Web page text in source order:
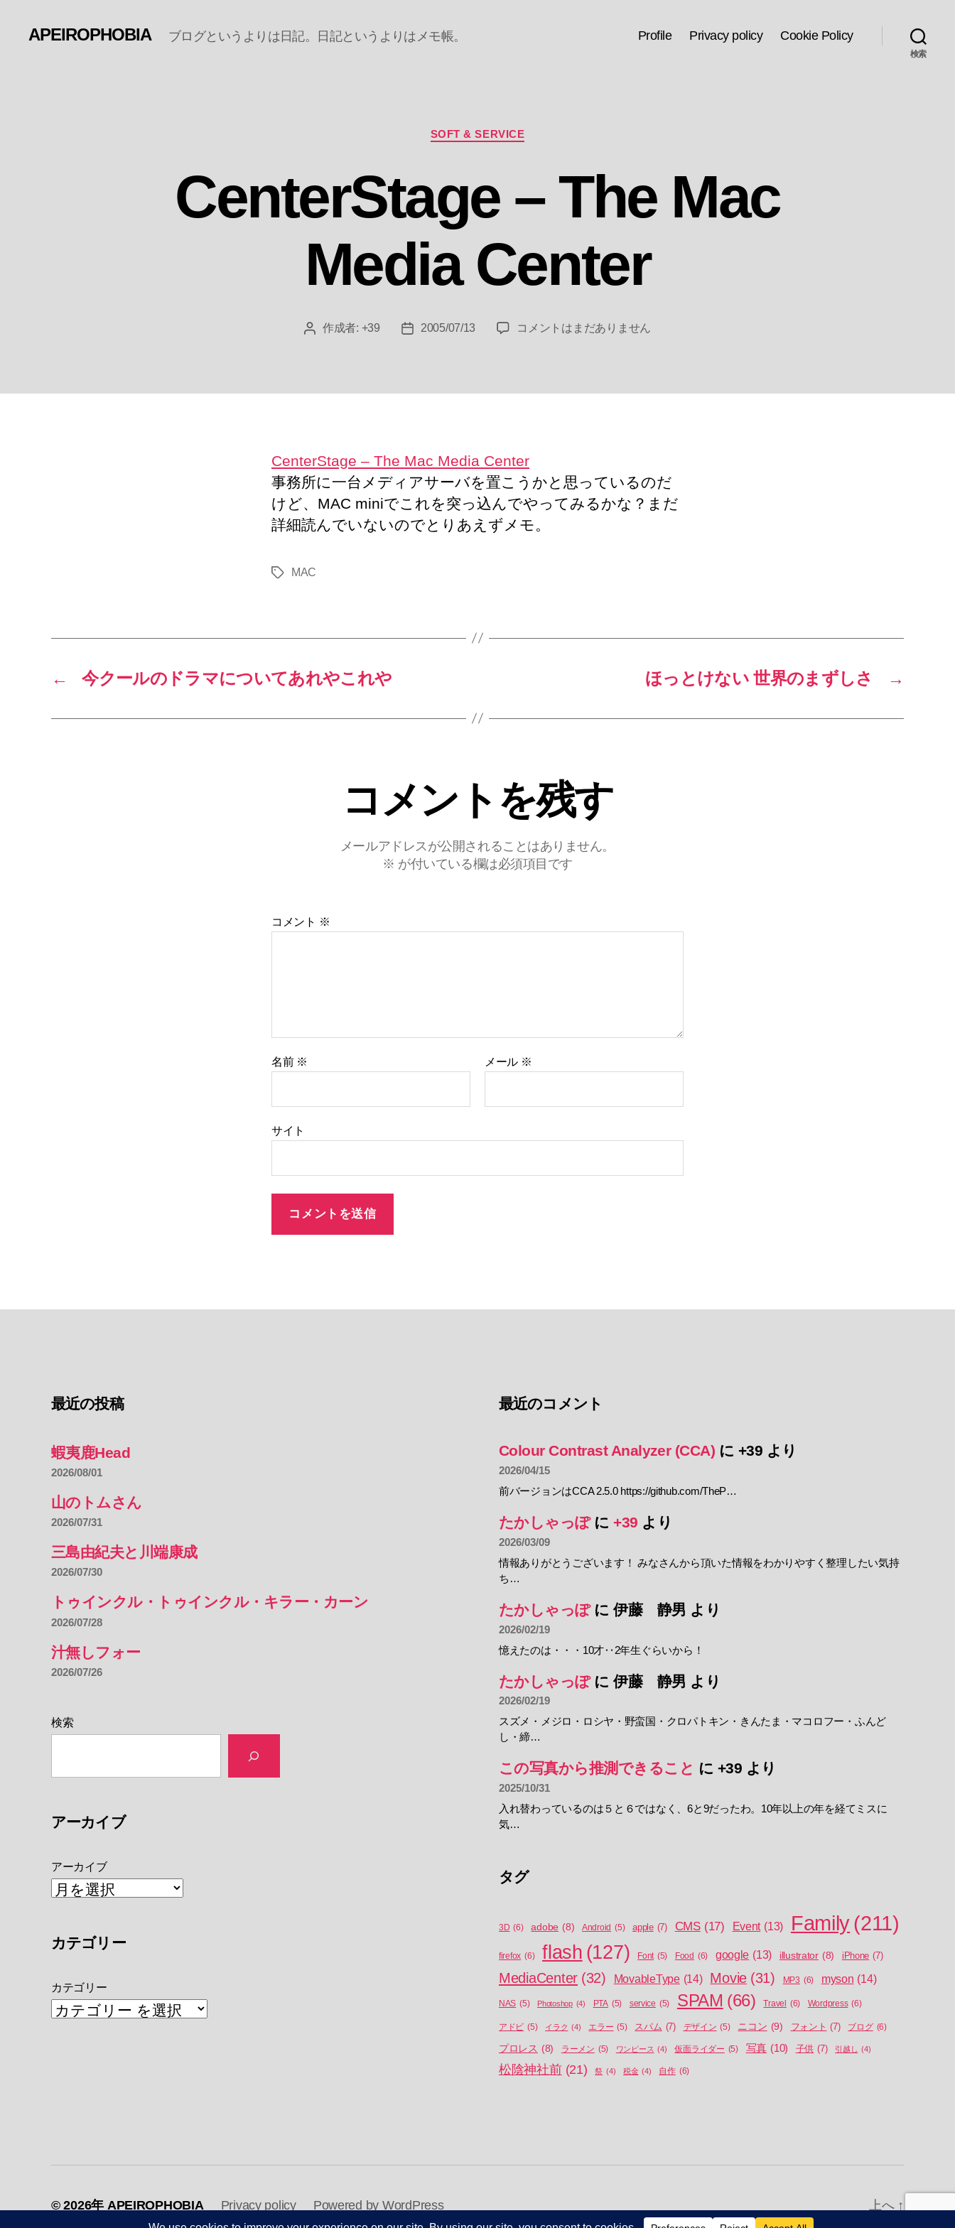
APEIROPHOBIA ブログというよりは日記。日記というよりはメモ帳。 Profile Privacy policy Cookie Policy
検索
カ
テ
ー
SOFT & SERVICE
CenterStage – The Mac
Media Center
投 作成者: +39
投
2005/07/13
CenterStage
Media
コメントはまだありません
CenterStage – The Mac Media Center
事務所に一台メディアサーバを置こうかと思っているのだ
けど、MAC miniでこれを突っ込んでやってみるかな？まだ
詳細読んでいないのでとりあえずメモ。
タ
MAC
← 今クールのドラマについてあれやこれや →
ほっとけない 世界のまずしさ
コメントを残す
メールアドレスが公開されることはありません。
※ が付いている欄は必須項目です
コメント ※
名前 ※ メール ※
サイト
最近の投稿
蝦夷鹿Head
2026/08/01
山のトムさん
2026/07/31
三島由紀夫と川端康成
2026/07/30
トゥインクル・トゥインクル・キラー・カーン
2026/07/28
汁無しフォー
2026/07/26
検索
アーカイブ
アーカイブ
カテゴリー
カテゴリー
最近のコメント
Colour Contrast Analyzer (CCA) に +39 より
2026/04/15
前バージョンはCCA 2.5.0 https://github.com/TheP…
たかしゃっぽに+39 より
2026/03/09
情報ありがとうございます！ みなさんから頂いた情報をわかりやすく整理したい気持
ち…
たかしゃっぽに伊藤 静男 より
2026/02/19
憶えたのは・・・10才‥2年生ぐらいから！
たかしゃっぽに伊藤 静男 より
2026/02/19
スズメ・メジロ・ロシヤ・野蛮国・クロパトキン・きんたま・マコロフー・ふんど
し・締…
この写真から推測できること に +39 より
2025/10/31
入れ替わっているのは５と６ではなく、6と9だったわ。10年以上の年を経てミスに
気…
タグ
3D (6) adobe (8) Android (5) apple (7) CMS (17) Event (13) Family(211)
firefox (6) flash (127) Font (5) Food (6) google (13) illustrator (8) iPhone (7)
MediaCenter (32) MovableType (14) Movie (31) MP3 (6) myson (14)
NAS (5) Photoshop (4) PTA (5) service (5) SPAM (66) Travel (6) Wordpress (6)
アドビ (5) イラク (4) エラー (5) スパム (7) デザイン (5) ニコン (9) フォント (7) ブログ (6)
プロレス (8) ラーメン (5) ワンピース (4) 仮面ライダー (5) 写真 (10) 子供 (7) 引越し (4)
松陰神社前 (21) 祭 (4) 税金 (4) 自作 (6)
© 2026年 APEIROPHOBIA Privacy policy Powered by WordPress 上へ ↑